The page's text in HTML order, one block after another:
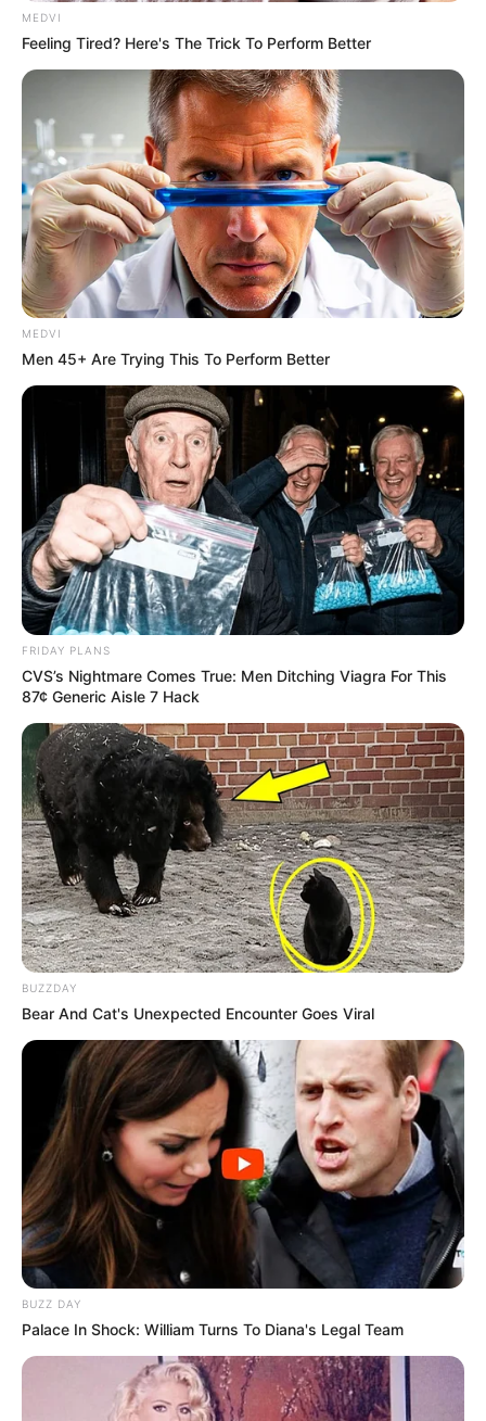
MEDVI
Feeling Tired? Here's The Trick To Perform Better
MEDVI
Men 45+ Are Trying This To Perform Better
FRIDAY PLANS
CVS’s Nightmare Comes True: Men Ditching Viagra For This
87¢ Generic Aisle 7 Hack
BUZZDAY
Bear And Cat's Unexpected Encounter Goes Viral
BUZZ DAY
Palace In Shock: William Turns To Diana's Legal Team